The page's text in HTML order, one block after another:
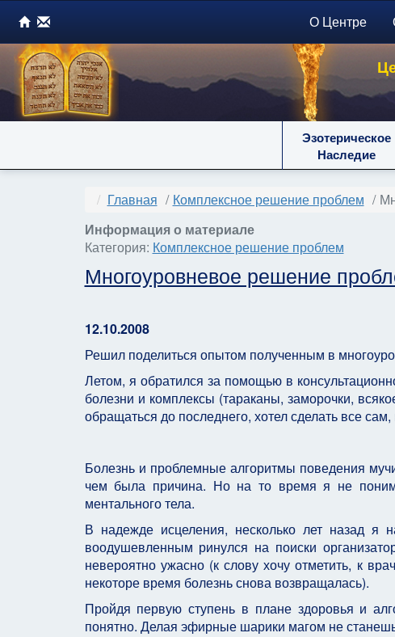
О Центре
Эзотерическое
Наследие
Главная Комплексное решение проблем
Информация о материале
Категория: Комплексное решение проблем
Многоуровневое решение
12.10.2008
Решил поделиться опытом полученным в
Летом, я обратился за помощью в
болезни и комплексы (тараканы, заморочки,
обращаться до последнего, хотел сделать все сам,
Болезнь и проблемные алгоритмы поведения
чем была причина. Но на то время я не
ментального тела.
В надежде исцеления, несколько лет назад я
воодушевленным ринулся на поиски
невероятно ужасно (к слову хочу отметить, к
некоторе время болезнь снова возвращалась).
Пройдя первую ступень в плане здоровья и
понятно. Делая эфирные шарики магом не